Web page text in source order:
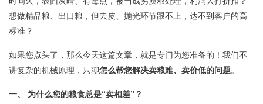
想做精品粮、出口粮，但去皮、抛光环节跟不上，达不到客户的高
标准？
如果您点头了，那么今天这篇文章，就是专门为您准备的！我们不
讲复杂的机械原理，只聊怎么帮您解决卖粮难、卖价低的问题。
一、 为什么您的粮食总是“卖相差”？